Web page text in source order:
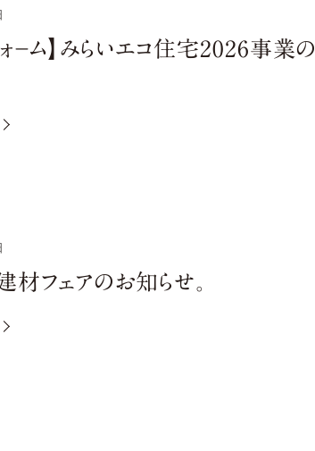
ォ－ム】みらいエコ住宅2026事業の
フェアのお知らせ。